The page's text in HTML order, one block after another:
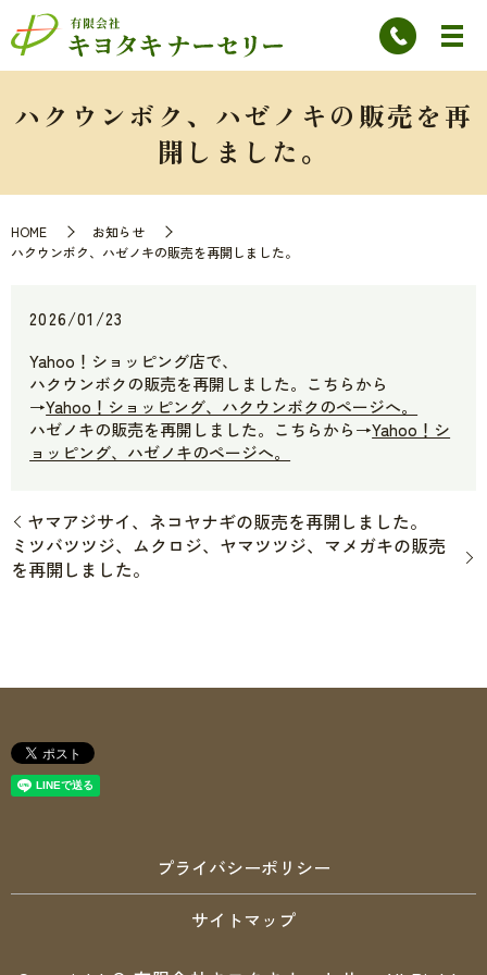
ハクウンボク、ハゼノキの販売を再
開しました。
HOME
お知らせ
ハクウンボク、ハゼノキの販売を再開しました。
2026/01/23
Yahoo！ショッピング店で、
ハクウンボクの販売を再開しました。こちらから
→Yahoo！ショッピング、ハクウンボクのページへ。
ハゼノキの販売を再開しました。こちらから→Yahoo！シ
ョッピング、ハゼノキのページへ。
ヤマアジサイ、ネコヤナギの販売を再開しました。
ミツバツツジ、ムクロジ、ヤマツツジ、マメガキの販売
を再開しました。
プライバシーポリシー
サイトマップ